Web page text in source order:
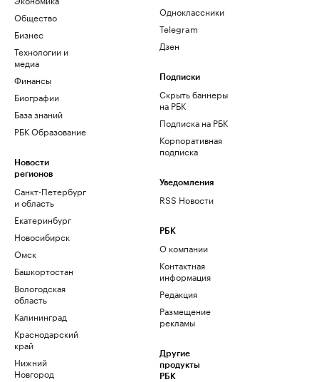
Общество
Бизнес
Технологии и
медиа
Финансы
Биографии
База знаний
РБК Образование
Новости
регионов
Санкт-Петербург
и область
Екатеринбург
Новосибирск
Омск
Башкортостан
Вологодская
область
Калининград
Краснодарский
край
Нижний
Новгород
Одноклассники
Telegram
Дзен
Подписки
Скрыть баннеры
на РБК
Подписка на РБК
Корпоративная
подписка
Уведомления
RSS Новости
РБК
О компании
Контактная
информация
Редакция
Размещение
рекламы
Другие
продукты
РБК